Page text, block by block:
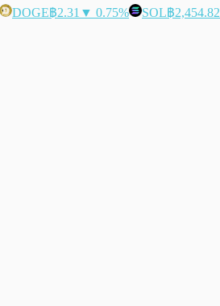
DOGE฿2.31 ▼ 0.75% SOL฿2,454.82